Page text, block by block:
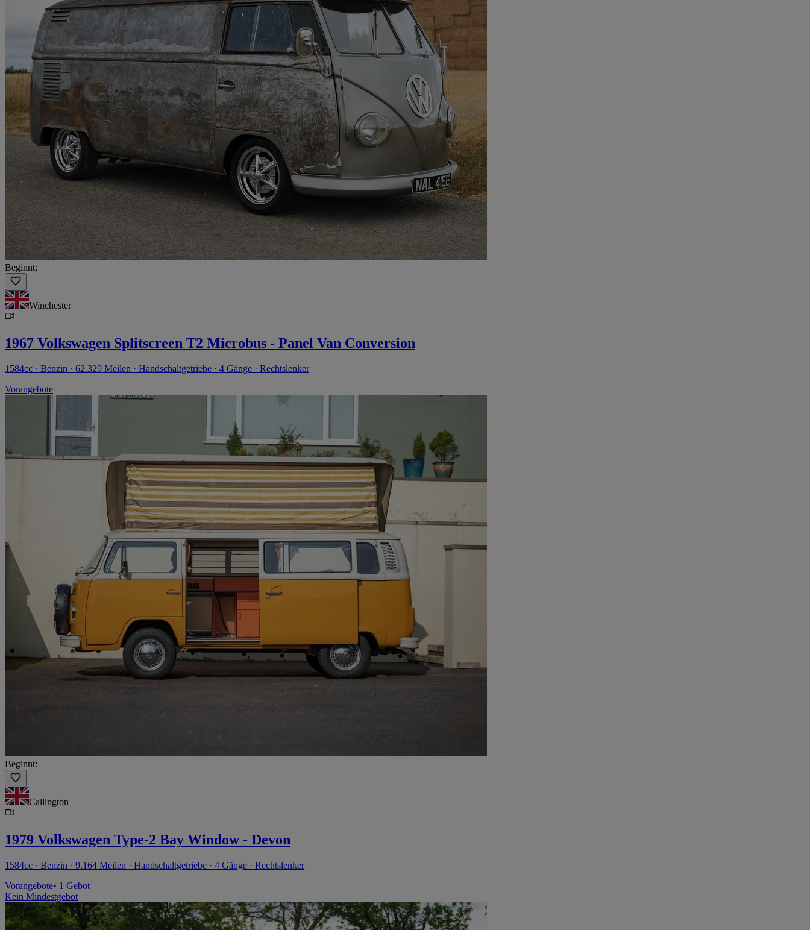
Beginnt:
Winchester
1967 Volkswagen Splitscreen T2 Microbus - Panel Van Conversion
1584cc · Benzin · 62.329 Meilen · Handschaltgetriebe · 4 Gänge · Rechtslenker
Vorangebote
Beginnt:
Callington
1979 Volkswagen Type-2 Bay Window - Devon
1584cc · Benzin · 9.164 Meilen · Handschaltgetriebe · 4 Gänge · Rechtslenker
Vorangebote• 1 Gebot
Kein Mindestgebot